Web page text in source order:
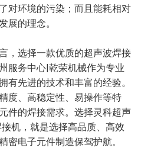
对环境的污染；而且能耗相对
展的理念。
，选择一款优质的超声波焊接
服务中心|乾荣机械作为专业
有先进的技术和丰富的经验。
度、高稳定性、易操作等特
件的焊接需求。选择灵科超声
机，就是选择高品质、高效
密电子元件制造保驾护航。